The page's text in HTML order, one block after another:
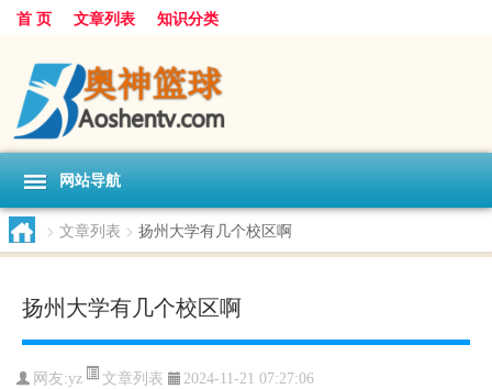
首 页 文章列表 知识分类
网站导航
> 文章列表 > 扬州大学有几个校区啊
扬州大学有几个校区啊
网友:yz 文章列表 2024-11-21 07:27:06